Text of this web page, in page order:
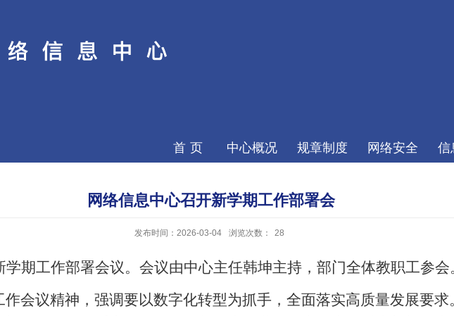
首页 中心概况 规章制度 网络安全 信
网络信息中心召开新学期工作部署会
发布时间：2026-03-04 浏览次数： 28
学期工作部署会议。会议由中心主任韩坤主持，部门全体教职工参会
会议精神，强调要以数字化转型为抓手，全面落实高质量发展要求